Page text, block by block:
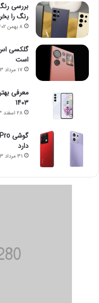
رنگ را
8 بهمن 1402
است
17 مرداد 1403
1403
28 اسفند 1403
دارد
31 مرداد 1403